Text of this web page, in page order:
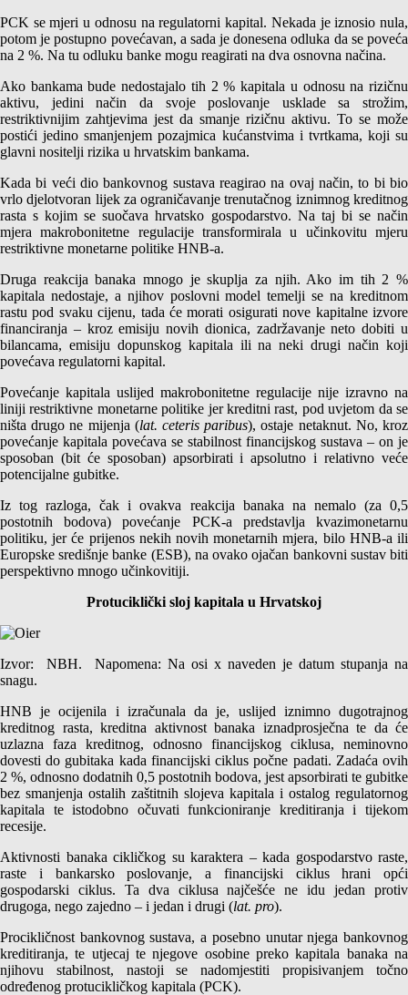
PCK se mjeri u odnosu na regulatorni kapital. Nekada je iznosio nula,
potom je postupno povećavan, a sada je donesena odluka da se poveća
na 2 %. Na tu odluku banke mogu reagirati na dva osnovna načina.
Ako bankama bude nedostajalo tih 2 % kapitala u odnosu na rizičnu
aktivu, jedini način da svoje poslovanje usklade sa strožim,
restriktivnijim zahtjevima jest da smanje rizičnu aktivu. To se može
postići jedino smanjenjem pozajmica kućanstvima i tvrtkama, koji su
glavni nositelji rizika u hrvatskim bankama.
Kada bi veći dio bankovnog sustava reagirao na ovaj način, to bi bio
vrlo djelotvoran lijek za ograničavanje trenutačnog iznimnog kreditnog
rasta s kojim se suočava hrvatsko gospodarstvo. Na taj bi se način
mjera makrobonitetne regulacije transformirala u učinkovitu mjeru
restriktivne monetarne politike HNB-a.
Druga reakcija banaka mnogo je skuplja za njih. Ako im tih 2 %
kapitala nedostaje, a njihov poslovni model temelji se na kreditnom
rastu pod svaku cijenu, tada će morati osigurati nove kapitalne izvore
financiranja – kroz emisiju novih dionica, zadržavanje neto dobiti u
bilancama, emisiju dopunskog kapitala ili na neki drugi način koji
povećava regulatorni kapital.
Povećanje kapitala uslijed makrobonitetne regulacije nije izravno na
liniji restriktivne monetarne politike jer kreditni rast, pod uvjetom da se
ništa drugo ne mijenja (lat. ceteris paribus), ostaje netaknut. No, kroz
povećanje kapitala povećava se stabilnost financijskog sustava – on je
sposoban (bit će sposoban) apsorbirati i apsolutno i relativno veće
potencijalne gubitke.
Iz tog razloga, čak i ovakva reakcija banaka na nemalo (za 0,5
postotnih bodova) povećanje PCK-a predstavlja kvazimonetarnu
politiku, jer će prijenos nekih novih monetarnih mjera, bilo HNB-a ili
Europske središnje banke (ESB), na ovako ojačan bankovni sustav biti
perspektivno mnogo učinkovitiji.
Protuciklički sloj kapitala u Hrvatskoj
Izvor: NBH. Napomena: Na osi x naveden je datum stupanja na
snagu.
HNB je ocijenila i izračunala da je, uslijed iznimno dugotrajnog
kreditnog rasta, kreditna aktivnost banaka iznadprosječna te da će
uzlazna faza kreditnog, odnosno financijskog ciklusa, neminovno
dovesti do gubitaka kada financijski ciklus počne padati. Zadaća ovih
2 %, odnosno dodatnih 0,5 postotnih bodova, jest apsorbirati te gubitke
bez smanjenja ostalih zaštitnih slojeva kapitala i ostalog regulatornog
kapitala te istodobno očuvati funkcioniranje kreditiranja i tijekom
recesije.
Aktivnosti banaka cikličkog su karaktera – kada gospodarstvo raste,
raste i bankarsko poslovanje, a financijski ciklus hrani opći
gospodarski ciklus. Ta dva ciklusa najčešće ne idu jedan protiv
drugoga, nego zajedno – i jedan i drugi (lat. pro).
Procikličnost bankovnog sustava, a posebno unutar njega bankovnog
kreditiranja, te utjecaj te njegove osobine preko kapitala banaka na
njihovu stabilnost, nastoji se nadomjestiti propisivanjem točno
određenog protucikličkog kapitala (PCK).